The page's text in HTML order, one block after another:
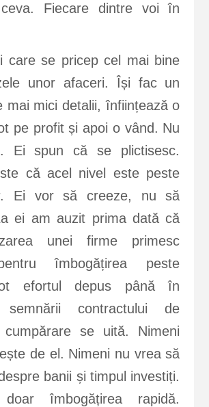
Fiecare dintre voi în
care se pricep cel mai bine
unor afaceri. Își fac un
mai mici detalii, înființează o
pe profit și apoi o vând. Nu
Ei spun că se plictisesc.
că acel nivel este peste
Ei vor să creeze, nu să
ei am auzit prima dată că
unei firme primesc
îmbogățirea peste
efortul depus până în
semnării contractului de
se uită. Nimeni
de el. Nimeni nu vrea să
banii și timpul investiți.
îmbogățirea rapidă.